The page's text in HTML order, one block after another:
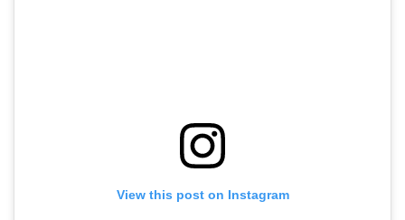
View this post on Instagram